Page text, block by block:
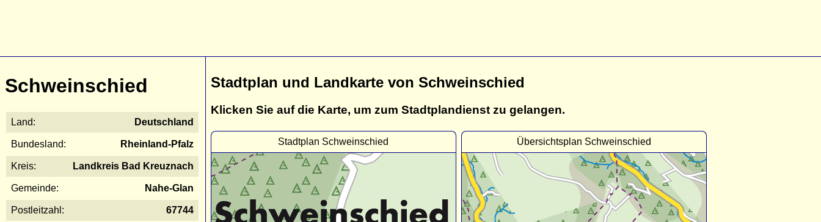
Schweinschied
Land: Deutschland
Bundesland: Rheinland-Pfalz
Kreis: Landkreis Bad Kreuznach
Gemeinde: Nahe-Glan
Postleitzahl: 67744
Stadtplan und Landkarte von Schweinschied
Klicken Sie auf die Karte, um zum Stadtplandienst zu gelangen.
Stadtplan Schweinschied Übersichtsplan Schweinschied